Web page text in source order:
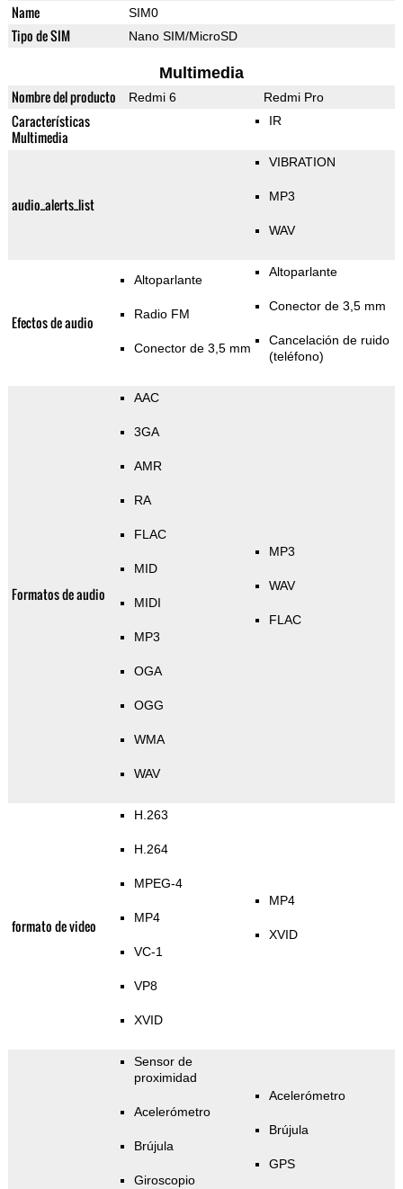
Name SIM0
Tipo de SIM Nano SIM/MicroSD
Multimedia
Nombre del producto Redmi 6 Redmi Pro
Características
Multimedia
IR
audio_alerts_list
VIBRATION
MP3
WAV
Efectos de audio
Altoparlante
Radio FM
Conector de 3,5 mm
Altoparlante
Conector de 3,5 mm
Cancelación de ruido
(teléfono)
Formatos de audio
AAC
3GA
AMR
RA
FLAC
MID
MIDI
MP3
OGA
OGG
WMA
WAV
MP3
WAV
FLAC
formato de video
H.263
H.264
MPEG-4
MP4
VC-1
VP8
XVID
MP4
XVID
Sensor de
proximidad
Acelerómetro
Brújula
Giroscopio
Acelerómetro
Brújula
GPS